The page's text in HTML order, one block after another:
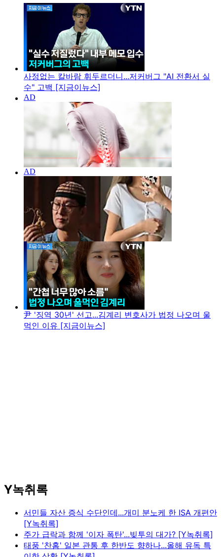
사정없는 칼바람 휘두르더니...저커버그 "AI 전환서 실
수" 고백 [지금이뉴스]
尹 '징역 30년' 선고...김계리 변호사가 법정 나오며 울
먹인 이유 [지금이뉴스]
Y녹취록
서민들 자산 증식 수단인데...개미 분노케 한 ISA 개편안
[Y녹취록]
주가 급락과 함께 '이자 폭탄'...빚투의 대가? [Y녹취록]
태풍 '찬홈' 일본 관통 후 한반도 향하나...올해 유독 특